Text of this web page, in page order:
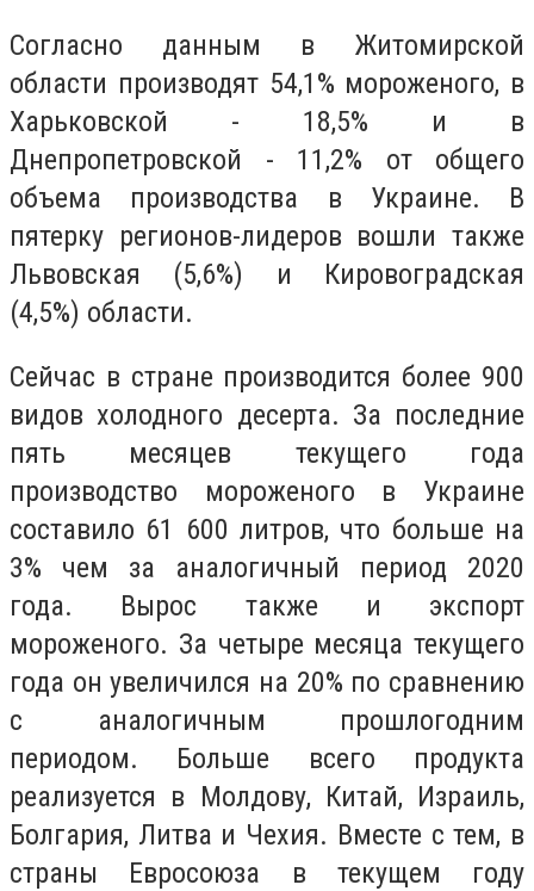
Согласно данным в Житомирской
области производят 54,1% мороженого, в
Харьковской - 18,5% и в
Днепропетровской - 11,2% от общего
объема производства в Украине. В
пятерку регионов-лидеров вошли также
Львовская (5,6%) и Кировоградская
(4,5%) области.
Сейчас в стране производится более 900
видов холодного десерта. За последние
пять месяцев текущего года
производство мороженого в Украине
составило 61 600 литров, что больше на
3% чем за аналогичный период 2020
года. Вырос также и экспорт
мороженого. За четыре месяца текущего
года он увеличился на 20% по сравнению
с аналогичным прошлогодним
периодом. Больше всего продукта
реализуется в Молдову, Китай, Израиль,
Болгария, Литва и Чехия. Вместе с тем, в
страны Евросоюза в текущем году